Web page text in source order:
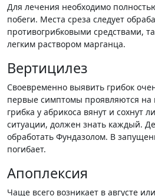
Для лечения необходимо
побеги. Места среза следует
противогрибковыми средствами,
легким раствором марганца.
Вертицилез
Своевременно выявить грибок
первые симптомы проявляются на
грибка у абрикоса вянут и сохнут
ситуации, должен знать каждый.
обработать Фундазолом. В
погибает.
Апоплексия
Чаще всего возникает в августе